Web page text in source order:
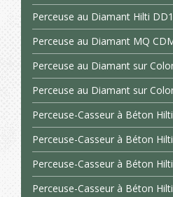
Perceuse au Diamant Hilti
Perceuse au Diamant MQ
Perceuse au Diamant sur
Perceuse au Diamant sur
Perceuse-Casseur à Béton
Perceuse-Casseur à Béton
Perceuse-Casseur à Béton
Perceuse-Casseur à Béton